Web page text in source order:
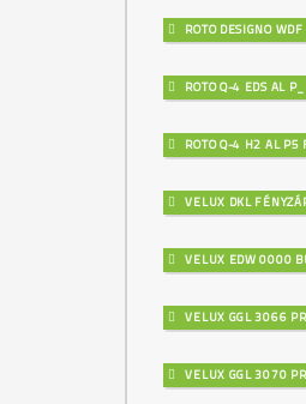
ROTO DESIGNO
ROTO Q-4 EDS AL
ROTO Q-4 H2 AL P5
VELUX DKL
VELUX EDW 0000
VELUX GGL 3066
VELUX GGL 3070